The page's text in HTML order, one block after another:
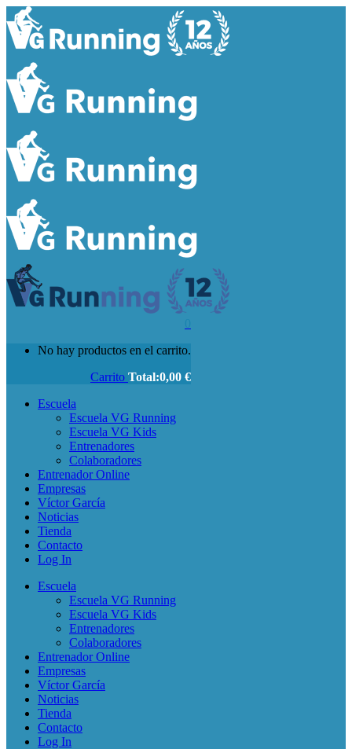
No hay productos en el carrito.
Carrito Total:0,00 €
Escuela
Escuela VG Running
Escuela VG Kids
Entrenadores
Colaboradores
Entrenador Online
Empresas
Víctor García
Noticias
Tienda
Contacto
Log In
Escuela
Escuela VG Running
Escuela VG Kids
Entrenadores
Colaboradores
Entrenador Online
Empresas
Víctor García
Noticias
Tienda
Contacto
Log In